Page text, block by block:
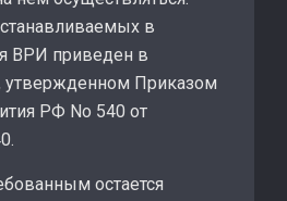
в
ВРИ приведен в
утвержденном Приказом
РФ No 540 от
остается